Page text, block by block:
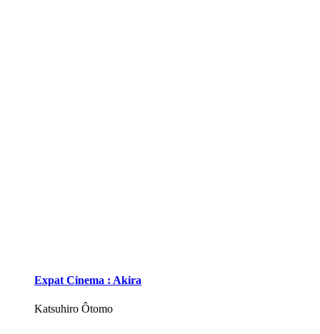
Expat Cinema : Akira
Katsuhiro Ôtomo